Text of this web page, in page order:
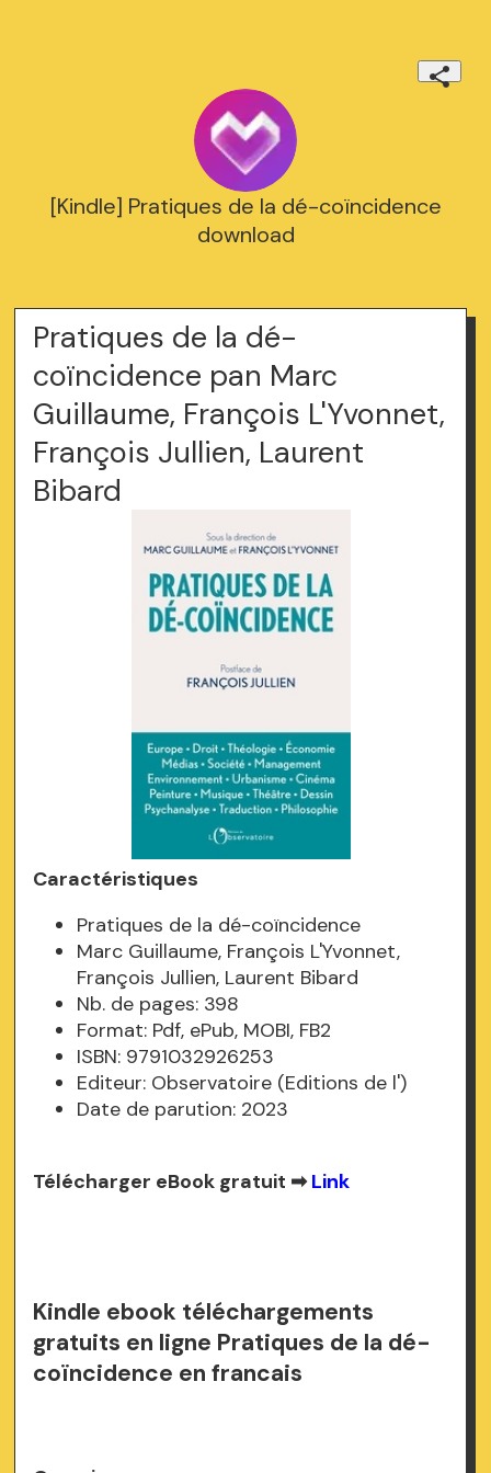
[Kindle] Pratiques de la dé-coïncidence
download
Pratiques de la dé-
coïncidence pan Marc
Guillaume, François L'Yvonnet,
François Jullien, Laurent
Bibard
Caractéristiques
Pratiques de la dé-coïncidence
Marc Guillaume, François L'Yvonnet,
François Jullien, Laurent Bibard
Nb. de pages: 398
Format: Pdf, ePub, MOBI, FB2
ISBN: 9791032926253
Editeur: Observatoire (Editions de l')
Date de parution: 2023
Télécharger eBook gratuit ➡Link
Kindle ebook téléchargements
gratuits en ligne Pratiques de la dé-
coïncidence en francais